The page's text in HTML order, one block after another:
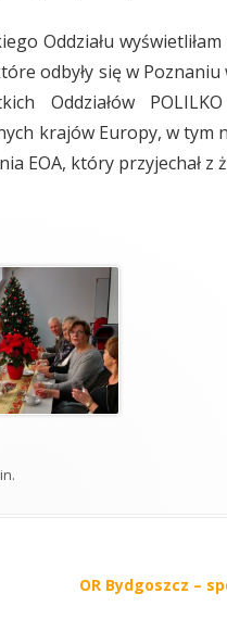
Oddziału
odbyły się w Poznaniu
Oddziałów
krajów Europy, w tym
EOA, który przyjechał z
.
OR Bydgoszcz –